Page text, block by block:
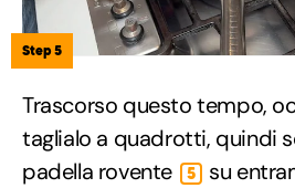
Step 5
Trascorso questo tempo,
taglialo a quadrotti, quindi
padella rovente
5 su